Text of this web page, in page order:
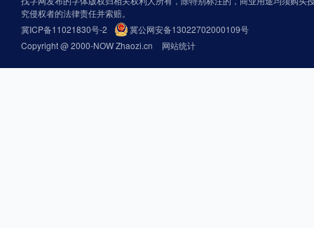
究侵权者的法律责任并索赔。
冀ICP备11021830号-2
冀公网安备13022702000109号
Copyright @ 2000-NOW Zhaozi.cn
网站统计